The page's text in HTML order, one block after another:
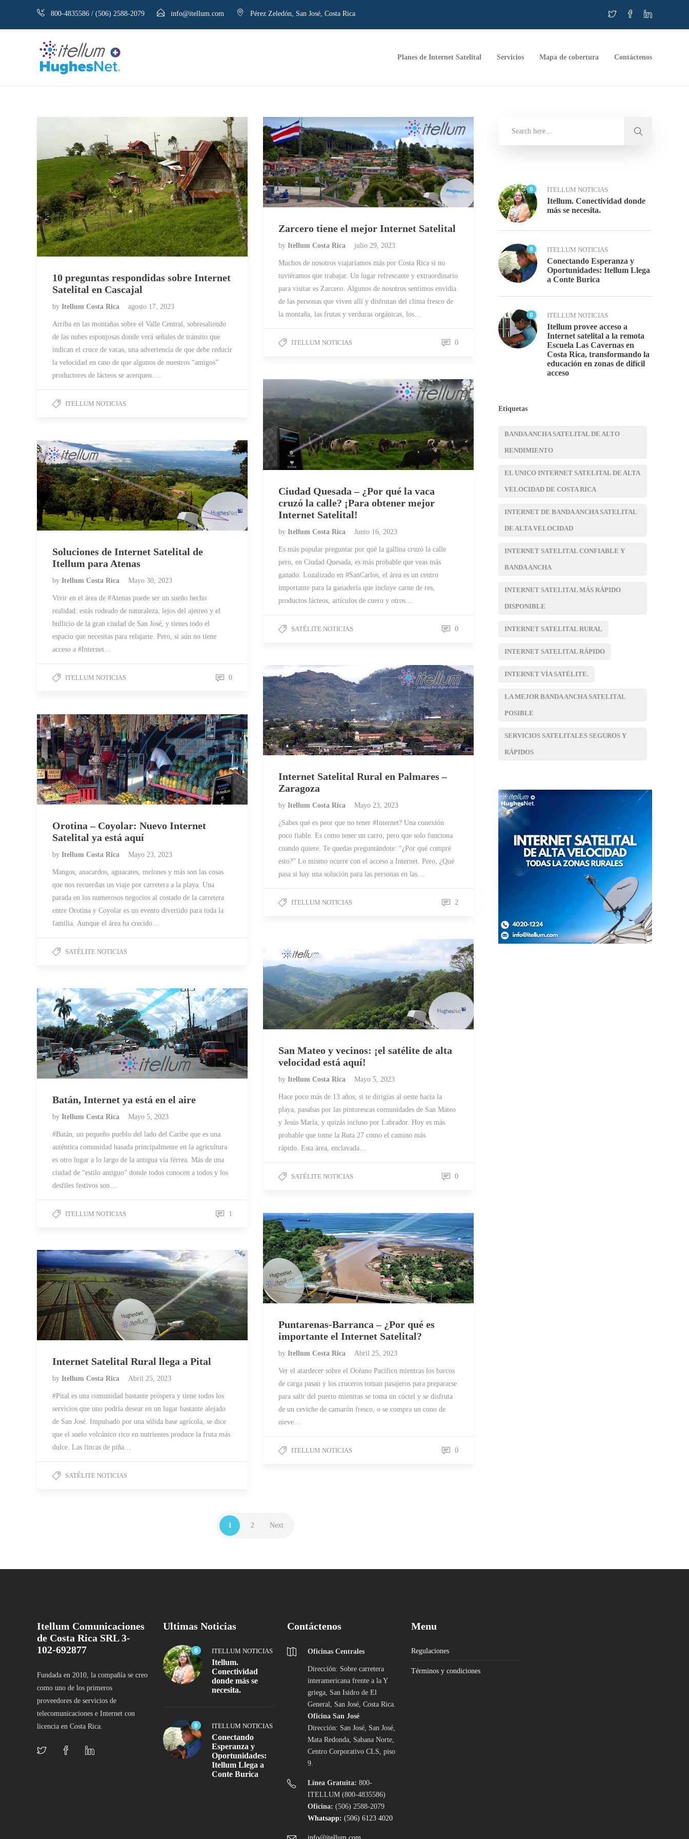
800-4835586 / (506) 2588-2079 info@itellum.com Pérez Zeledón, San José, Costa Rica
Planes de Internet Satelital Servicios Mapa de cobertura Contáctenos
10 preguntas respondidas sobre Internet
Satelital en Cascajal
by Itellum Costa Rica agosto 17, 2023
Arriba en las montañas sobre el Valle Central, sobresaliendo
de las nubes esponjosas donde verá señales de tránsito que
indican el cruce de vacas, una advertencia de que debe reducir
la velocidad en caso de que algunos de nuestros “amigos”
productores de lácteos se acerquen….
ITELLUM NOTICIAS
Zarcero tiene el mejor Internet Satelital
by Itellum Costa Rica julio 29, 2023
Muchos de nosotros viajaríamos más por Costa Rica si no
tuviéramos que trabajar. Un lugar refrescante y extraordinario
para visitar es Zarcero. Algunos de nosotros sentimos envidia
de las personas que viven allí y disfrutan del clima fresco de
la montaña, las frutas y verduras orgánicas, los…
ITELLUM NOTICIAS 0
Ciudad Quesada – ¿Por qué la vaca
cruzó la calle? ¡Para obtener mejor
Internet Satelital!
by Itellum Costa Rica Junio 16, 2023
Es más popular preguntar por qué la gallina cruzó la calle
pero, en Ciudad Quesada, es más probable que veas más
ganado. Lozalizado en #SanCarlos, el área es un centro
importante para la ganadería que incluye carne de res,
productos lácteos, artículos de cuero y otros…
SATÉLITE NOTICIAS 0
Soluciones de Internet Satelital de
Itellum para Atenas
by Itellum Costa Rica Mayo 30, 2023
Vivir en el área de #Atenas puede ser un sueño hecho
realidad: estás rodeado de naturaleza, lejos del ajetreo y el
bullicio de la gran ciudad de San José, y tienes todo el
espacio que necesitas para relajarte. Pero, si aún no tiene
acceso a #Internet…
ITELLUM NOTICIAS 0
Internet Satelital Rural en Palmares –
Zaragoza
by Itellum Costa Rica Mayo 23, 2023
¿Sabes qué es peor que no tener #Internet? Una conexión
poco fiable. Es como tener un carro, pero que solo funciona
cuando quiere. Te quedas preguntándote: “¿Por qué compré
esto?” Lo mismo ocurre con el acceso a Internet. Pero, ¿Qué
pasa si hay una solución para las personas en las…
ITELLUM NOTICIAS 2
Orotina – Coyolar: Nuevo Internet
Satelital ya está aquí
by Itellum Costa Rica Mayo 23, 2023
Mangos, anacardos, aguacates, melones y más son las cosas
que nos recuerdan un viaje por carretera a la playa. Una
parada en los numerosos negocios al costado de la carretera
entre Orotina y Coyolar es un evento divertido para toda la
familia. Aunque el área ha crecido…
SATÉLITE NOTICIAS
San Mateo y vecinos: ¡el satélite de alta
velocidad está aquí!
by Itellum Costa Rica Mayo 5, 2023
Hace poco más de 13 años, si te dirigías al oeste hacia la
playa, pasabas por las pintorescas comunidades de San Mateo
y Jesús María, y quizás incluso por Labrador. Hoy es más
probable que tome la Ruta 27 como el camino más
rápido. Esta área, enclavada…
SATÉLITE NOTICIAS 0
Batán, Internet ya está en el aire
by Itellum Costa Rica Mayo 5, 2023
#Batán, un pequeño pueblo del lado del Caribe que es una
auténtica comunidad basada principalmente en la agricultura
es otro lugar a lo largo de la antigua vía férrea. Más de una
ciudad de “estilo antiguo” donde todos conocen a todos y los
desfiles festivos son…
ITELLUM NOTICIAS 1
Puntarenas-Barranca – ¿Por qué es
importante el Internet Satelital?
by Itellum Costa Rica Abril 25, 2023
Ver el atardecer sobre el Océano Pacífico mientras los barcos
de carga pasan y los cruceros toman pasajeros para prepararse
para salir del puerto mientras se toma un cóctel y se disfruta
de un ceviche de camarón fresco, o se compra un cono de
nieve…
ITELLUM NOTICIAS 0
Internet Satelital Rural llega a Pital
by Itellum Costa Rica Abril 25, 2023
#Pital es una comunidad bastante próspera y tiene todos los
servicios que uno podría desear en un lugar bastante alejado
de San José. Impulsado por una sólida base agrícola, se dice
que el suelo volcánico rico en nutrientes produce la fruta más
dulce. Las fincas de piña…
SATÉLITE NOTICIAS
1 2 Next
0 ITELLUM NOTICIAS
Itellum. Conectividad donde
más se necesita.
0 ITELLUM NOTICIAS
Conectando Esperanza y
Oportunidades: Itellum Llega
a Conte Burica
0 ITELLUM NOTICIAS
Itellum provee acceso a
Internet satelital a la remota
Escuela Las Cavernas en
Costa Rica, transformando la
educación en zonas de difícil
acceso
Etiquetas
BANDA ANCHA SATELITAL DE ALTO
RENDIMIENTO
EL UNICO INTERNET SATELITAL DE ALTA
VELOCIDAD DE COSTA RICA
INTERNET DE BANDA ANCHA SATELITAL
DE ALTA VELOCIDAD
INTERNET SATELITAL CONFIABLE Y
BANDA ANCHA
INTERNET SATELITAL MÁS RÁPIDO
DISPONIBLE
INTERNET SATELITAL RURAL
INTERNET SATELITAL RÁPIDO
INTERNET VÍA SATÉLITE.
LA MEJOR BANDA ANCHA SATELITAL
POSIBLE
SERVICIOS SATELITALES SEGUROS Y
RÁPIDOS
Itellum Comunicaciones
de Costa Rica SRL 3-
102-692877
Fundada en 2010, la compañía se creo
como uno de los primeros
proveedores de servicios de
telecomunicaciones e Internet con
licencia en Costa Rica.
Ultimas Noticias
0 ITELLUM NOTICIAS
Itellum.
Conectividad
donde más se
necesita.
0 ITELLUM NOTICIAS
Conectando
Esperanza y
Oportunidades:
Itellum Llega a
Conte Burica
Contáctenos
Oficinas Centrales
Dirección: Sobre carretera
interamericana frente a la Y
griega, San Isidro de El
General, San José, Costa Rica.
Oficina San José
Dirección: San José, San José,
Mata Redonda, Sabana Norte,
Centro Corporativo CLS, piso
9.
Línea Gratuita: 800-
ITELLUM (800-4835586)
Oficina: (506) 2588-2079
Whatsapp: (506) 6123 4020
Menu
Regulaciones
Términos y condiciones